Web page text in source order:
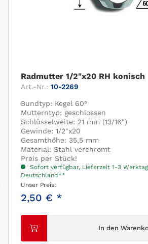
Radmutter 1/2"x20 RH konisch
Art.-Nr.: 10-2269
Bundtyp: Kegel 60°
Mutterntyp: geschlossen
Schlüsselweite: 21 mm (13/16")
Gewinde: 1/2"x20
Gesamthöhe: 35,5 mm
Material: Stahl verchromt
Preis per Stück!
Sofort verfügbar, Lieferzeit 1-3
Deutschland**
Unser Preis:
2,50 € *
In den